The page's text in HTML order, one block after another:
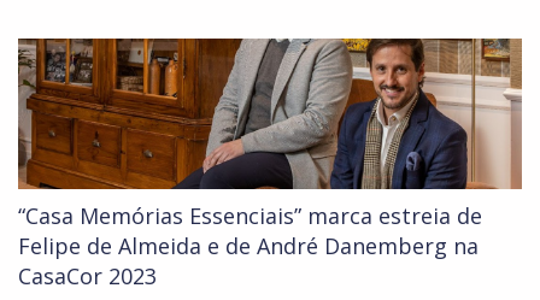
“Casa Memórias Essenciais” marca estreia de
Felipe de Almeida e de André Danemberg na
CasaCor 2023